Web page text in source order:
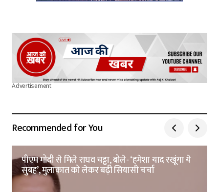
Advertisement
Recommended for You
पीएम मोदी से मिले राघव चड्ढा, बोले- ‘हमेशा याद रखूंगा ये
सुबह’, मुलाकात को लेकर बढ़ी सियासी चर्चा